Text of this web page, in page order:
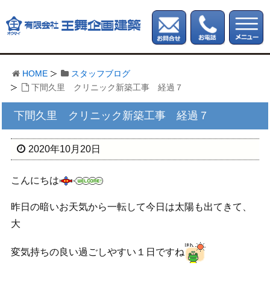
HOME
スタッフブログ
下間久里 クリニック新築工事 経過７
下間久里 クリニック新築工事 経過７
2020年10月20日
こんにちは
昨日の暗いお天気から一転して今日は太陽も出てきて、
大
変気持ちの良い過ごしやすい１日ですね